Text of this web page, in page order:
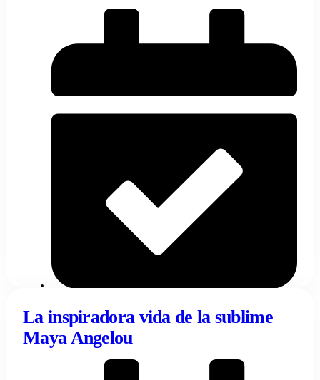
Fabiana Russo
La inspiradora vida de la sublime
Maya Angelou